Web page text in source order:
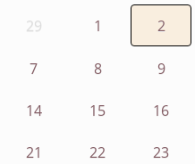
29 1 2
7 8 9
14 15 16
21 22 23